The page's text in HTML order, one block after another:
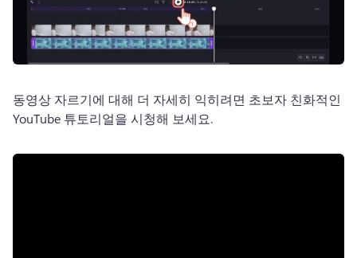
동영상 자르기에 대해 더 자세히 익히려면 초보자 친화적인
YouTube 튜토리얼을 시청해 보세요.